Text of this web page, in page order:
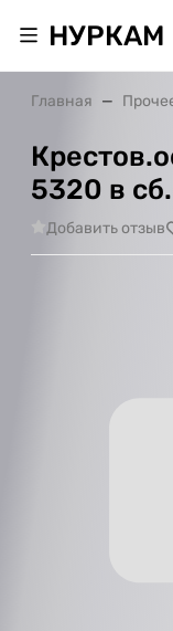
НУРКАМ
Главная
5320 в
Добавить отзыв